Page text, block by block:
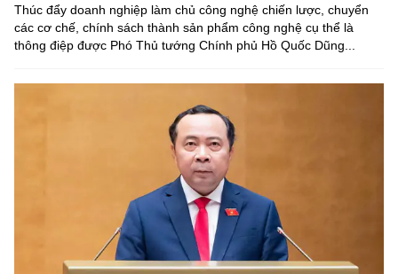
Thúc đẩy doanh nghiệp làm chủ công nghệ chiến lược, chuyển
các cơ chế, chính sách thành sản phẩm công nghệ cụ thể là
thông điệp được Phó Thủ tướng Chính phủ Hồ Quốc Dũng...